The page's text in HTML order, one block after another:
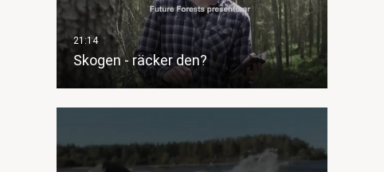
Skogen - räcker den?